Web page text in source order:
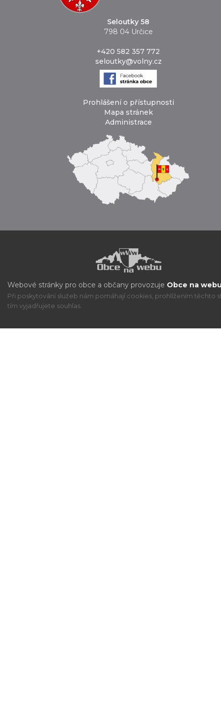
Seloutky 58
798 04 Určice
+420 582 357 772
seloutky@volny.cz
Prohlášení o přístupnosti
Mapa stránek
Administrace
Webové stránky pro obce a občany provozuje Obce na
Při poskytování služeb nám pomáhají cookies, prohlížením těchto
tím vyjadřujete souhlas.